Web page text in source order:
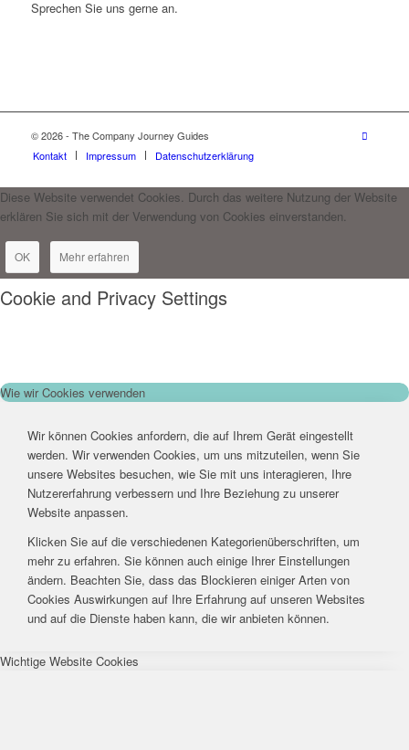
Sprechen Sie uns gerne an.
© 2026 - The Company Journey Guides
Kontakt
Impressum Datenschutzerklärung
Diese Website verwendet Cookies. Durch das weitere Nutzung der Website
erklären Sie sich mit der Verwendung von Cookies einverstanden.
OK Mehr erfahren
Cookie and Privacy Settings
Wie wir Cookies verwenden
Wir können Cookies anfordern, die auf Ihrem Gerät eingestellt
werden. Wir verwenden Cookies, um uns mitzuteilen, wenn Sie
unsere Websites besuchen, wie Sie mit uns interagieren, Ihre
Nutzererfahrung verbessern und Ihre Beziehung zu unserer
Website anpassen.
Klicken Sie auf die verschiedenen Kategorienüberschriften, um
mehr zu erfahren. Sie können auch einige Ihrer Einstellungen
ändern. Beachten Sie, dass das Blockieren einiger Arten von
Cookies Auswirkungen auf Ihre Erfahrung auf unseren Websites
und auf die Dienste haben kann, die wir anbieten können.
Wichtige Website Cookies